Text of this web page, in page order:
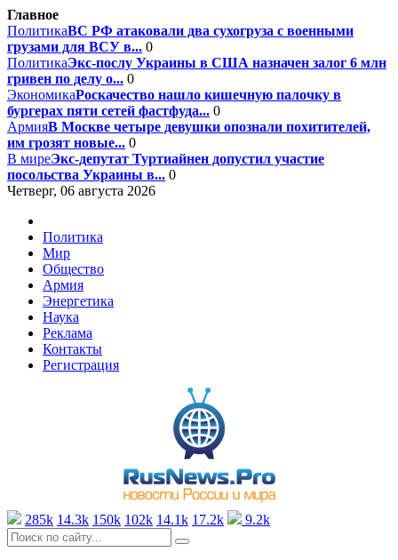
Главное
ПолитикаВС РФ атаковали два сухогруза с военными
грузами для ВСУ в... 0
ПолитикаЭкс-послу Украины в США назначен залог 6 млн
гривен по делу о... 0
ЭкономикаРоскачество нашло кишечную палочку в
бургерах пяти сетей фастфуда... 0
АрмияВ Москве четыре девушки опознали похитителей,
им грозят новые... 0
В миреЭкс-депутат Туртиайнен допустил участие
посольства Украины в... 0
Четверг, 06 августа 2026
Политика
Мир
Общество
Армия
Энергетика
Наука
Реклама
Контакты
Регистрация
285k 14.3k 150k 102k 14.1k 17.2k 9.2k